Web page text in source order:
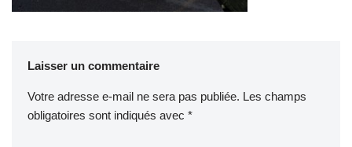
Laisser un commentaire
Votre adresse e-mail ne sera pas publiée. Les champs
obligatoires sont indiqués avec *